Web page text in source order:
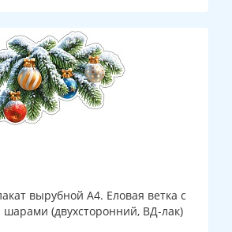
вырубной А4. Еловая ветка с
шарами (двухсторонний, ВД-лак)